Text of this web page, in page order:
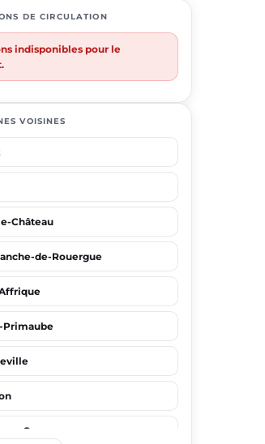
DE CIRCULATION
indisponibles pour le
VOISINES
Château
de-Rouergue
Primaube
Gare